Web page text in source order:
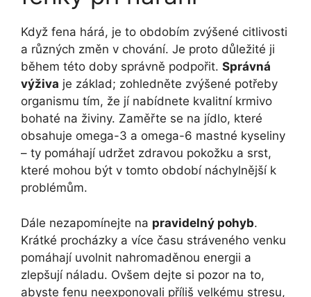
Když fena hárá, je to obdobím zvýšené citlivosti
a různých změn v chování. Je proto důležité ji
během této doby správně podpořit. Správná
výživa je základ; zohledněte zvýšené potřeby
organismu tím, že jí nabídnete kvalitní krmivo
bohaté na živiny. Zaměřte se na jídlo, které
obsahuje omega-3 a omega-6 mastné kyseliny
– ty pomáhají udržet zdravou pokožku a srst,
které mohou být v tomto období náchylnější k
problémům.
Dále nezapomínejte na pravidelný pohyb.
Krátké procházky a více času stráveného venku
pomáhají uvolnit nahromaděnou energii a
zlepšují náladu. Ovšem dejte si pozor na to,
abyste fenu neexponovali příliš velkému stresu,